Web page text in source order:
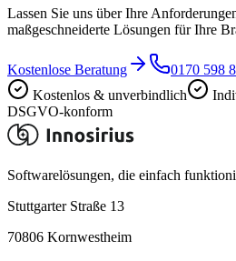
Lassen Sie uns über Ihre
maßgeschneiderte Lösungen für Ihre
Kostenlose Beratung
0170 598
Kostenlos & unverbindlich
DSGVO-konform
Softwarelösungen, die einfach
Stuttgarter Straße 13
70806 Kornwestheim